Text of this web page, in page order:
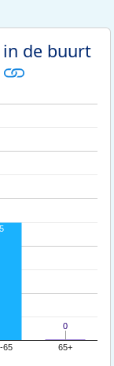
de buurt
65 65+
5
0
0